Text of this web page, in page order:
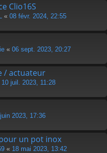
Clio16S
« 08 févr. 2024, 22:55
« 06 sept. 2023, 20:27
/ actuateur
10 juil. 2023, 11:28
2023, 17:36
un pot inox
« 18 mai 2023, 13:42